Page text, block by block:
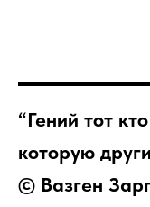
“Гений тот
которую
© Вазген